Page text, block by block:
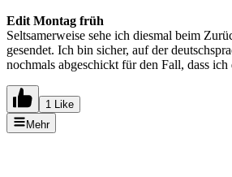
Edit Montag früh
Seltsamerweise sehe ich diesmal beim
gesendet. Ich bin sicher, auf der
nochmals abgeschickt für den Fall, dass
1 Like
Mehr